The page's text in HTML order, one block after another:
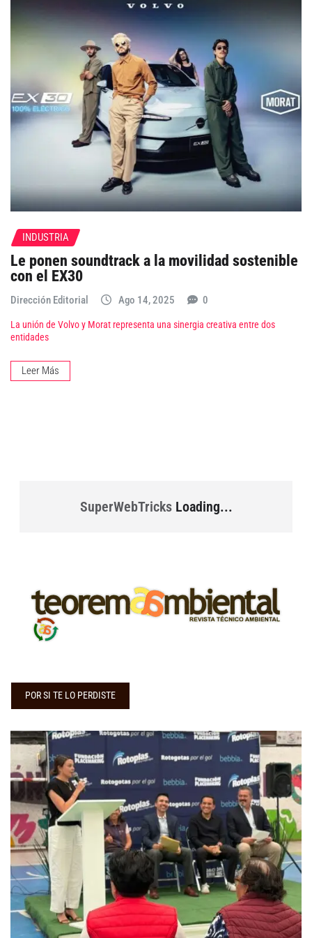
INDUSTRIA
Le ponen soundtrack a la movilidad sostenible
con el EX30
Dirección Editorial Ago 14, 2025 0
La unión de Volvo y Morat representa una sinergia creativa entre dos
entidades
Leer Más
SuperWebTricksLoading...
POR SI TE LO PERDISTE